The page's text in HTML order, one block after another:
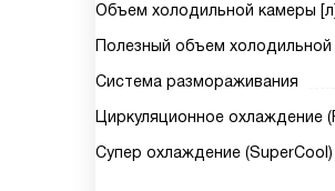
Объем холодильной камеры [л]
Полезный объем холодильной
Система размораживания
Циркуляционное охлаждение
Супер охлаждение (SuperCool)